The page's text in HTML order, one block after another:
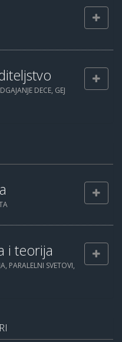
DECE, GEJ
i teorija
PARALELNI SVETOVI,